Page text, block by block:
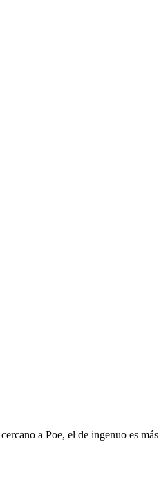
a Poe, el de ingenuo es más